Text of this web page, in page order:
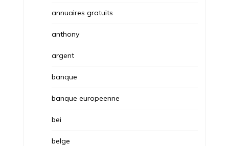
annuaires gratuits
anthony
argent
banque
banque europeenne
bei
belge